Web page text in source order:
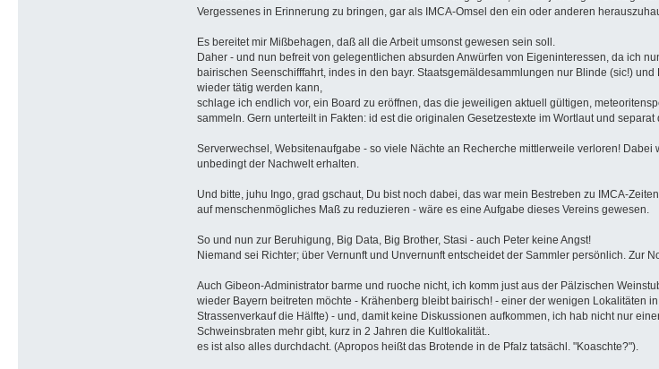
Vergessenes in Erinnerung zu bringen, gar als IMCA-Omsel den ein oder anderen
Es bereitet mir Mißbehagen, daß all die Arbeit umsonst gewesen sein soll.
Daher - und nun befreit von gelegentlichen absurden Anwürfen von Eigeninteressen, da ich
bairischen Seenschifffahrt, indes in den bayr. Staatsgemäldesammlungen nur Blinde (sic!)
wieder tätig werden kann,
schlage ich endlich vor, ein Board zu eröffnen, das die jeweiligen aktuell gültigen,
sammeln. Gern unterteilt in Fakten: id est die originalen Gesetzestexte im Wortlaut und
Serverwechsel, Websitenaufgabe - so viele Nächte an Recherche mittlerweile verloren!
unbedingt der Nachwelt erhalten.
Und bitte, juhu Ingo, grad gschaut, Du bist noch dabei, das war mein Bestreben zu IMCA-
auf menschenmögliches Maß zu reduzieren - wäre es eine Aufgabe dieses Vereins gewesen.
So und nun zur Beruhigung, Big Data, Big Brother, Stasi - auch Peter keine Angst!
Niemand sei Richter; über Vernunft und Unvernunft entscheidet der Sammler persönlich. Zur
Auch Gibeon-Administrator barme und ruoche nicht, ich komm just aus der Pälzischen
wieder Bayern beitreten möchte - Krähenberg bleibt bairisch! - einer der wenigen Lokalitäten
Strassenverkauf die Hälfte) - und, damit keine Diskussionen aufkommen, ich hab nicht nur
Schweinsbraten mehr gibt, kurz in 2 Jahren die Kultlokalität..
es ist also alles durchdacht. (Apropos heißt das Brotende in de Pfalz tatsächl. "Koaschte?").